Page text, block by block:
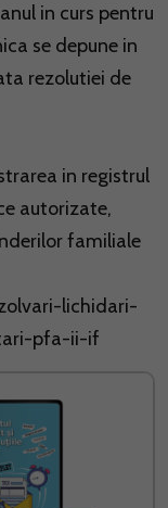
in curs pentru
se depune in
rezolutiei de
in registrul
autorizate,
familiale
lichidari-
pfa-ii-if